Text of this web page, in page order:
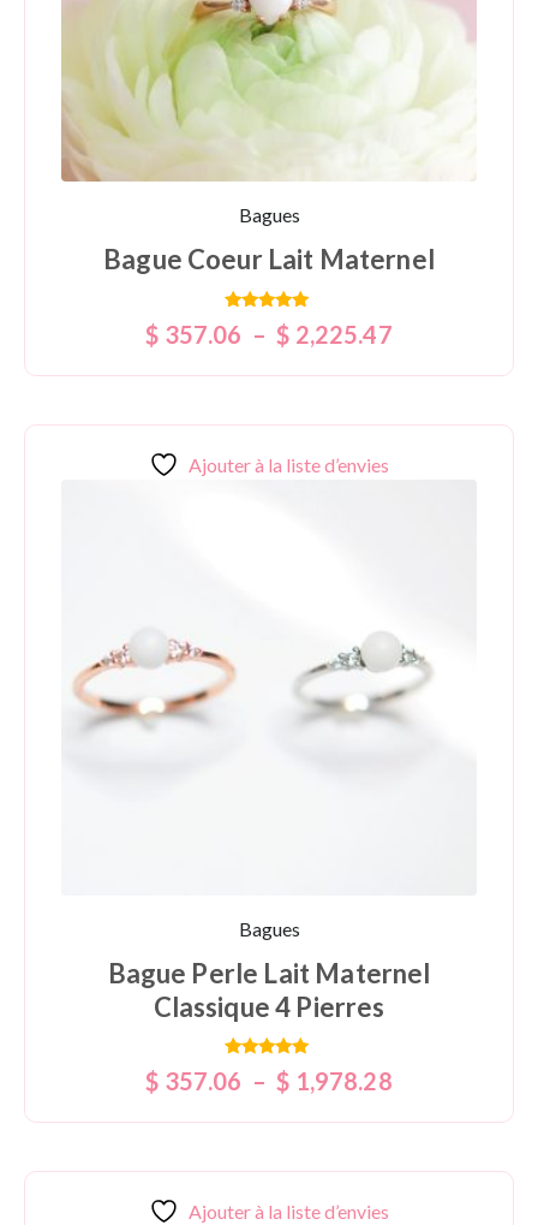
Bagues
Bague Coeur Lait Maternel
Note
5.00
$ 357.06 – $ 2,225.47
Ajouter à la liste d’envies
Bagues
Bague Perle Lait Maternel
Classique 4 Pierres
Note
5.00
$ 357.06 – $ 1,978.28
Ajouter à la liste d’envies